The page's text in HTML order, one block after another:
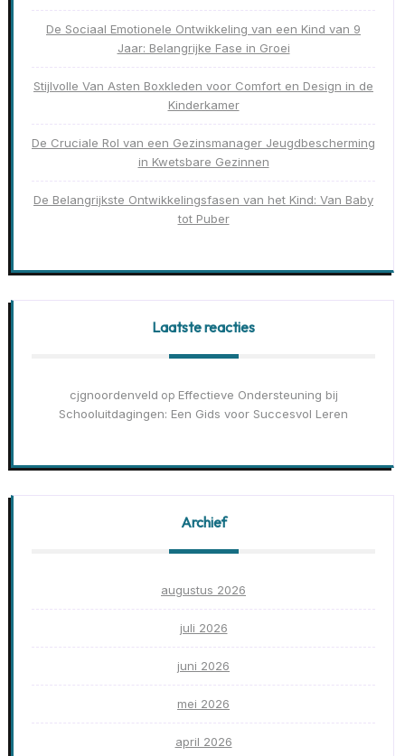
De Sociaal Emotionele Ontwikkeling van een Kind van 9
Jaar: Belangrijke Fase in Groei
Stijlvolle Van Asten Boxkleden voor Comfort en Design in de
Kinderkamer
De Cruciale Rol van een Gezinsmanager Jeugdbescherming
in Kwetsbare Gezinnen
De Belangrijkste Ontwikkelingsfasen van het Kind: Van Baby
tot Puber
Laatste reacties
cjgnoordenveld op Effectieve Ondersteuning bij
Schooluitdagingen: Een Gids voor Succesvol Leren
Archief
augustus 2026
juli 2026
juni 2026
mei 2026
april 2026